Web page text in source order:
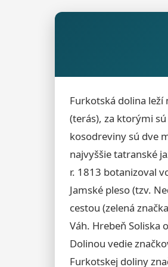
Furkotská dolina leží
(terás), za ktorými
kosodreviny sú dve
najvyššie tatranské
r. 1813 botanizoval
Jamské pleso (tzv.
cestou (zelená
Váh. Hrebeň Soliska
Dolinou vedie
Furkotskej doliny